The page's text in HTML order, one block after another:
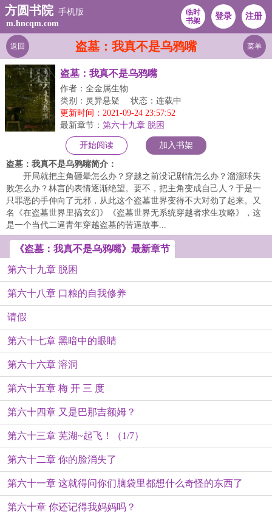
方圆书院 手机版
m.hncqm.com
临时
书架
登录 注册
盗墓：我真不是乌鸦嘴
返回 菜单
盗墓：我真不是乌鸦嘴
作者：全金属生物
类别：灵异悬疑
状态：连载中
更新时间：2021-09-24 23:57:52
最新章节： 第六十九章 脱困
开始阅读 加入书架
盗墓：我真不是乌鸦嘴简介：
开局就把主角砸晕怎么办？穿越之前没记剧情怎么办？溜溜球失
败怎么办？林言的表情逐渐绝望。要不，把主角变成自己人？于是一
只罪恶的手伸向了无邪，从此这个盗墓世界变得不大对劲了起来。又
名《在盗墓世界里搞玄幻》《盗墓世界无系统穿越者求生攻略》，这
是一个当代二逼青年穿越盗墓的苦逼故事...
《盗墓：我真不是乌鸦嘴》最新章节
第六十九章 脱困
第六十八章 口粮的自我修养
请假
第六十七章 黑暗中的眼睛
第六十六章 溶洞
第六十五章 梅 开 三 度
第六十四章 又是巴那吉额姆？
第六十三章 芜湖~起飞！（1/7）
第六十二章 你的脸消失了
第六十一章 这就得问你们脑袋里都想什么奇怪的东西了
第六十章 你还记得我妈妈吗？